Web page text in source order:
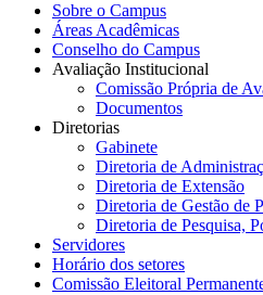
Sobre o Campus
Áreas Acadêmicas
Conselho do Campus
Avaliação Institucional
Comissão Própria de
Documentos
Diretorias
Gabinete
Diretoria de
Diretoria de Extensão
Diretoria de Gestão de
Diretoria de Pesquisa,
Servidores
Horário dos setores
Comissão Eleitoral